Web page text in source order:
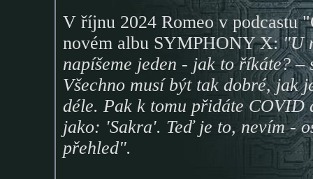
V říjnu 2024 Romeo v podcastu
novém albu SYMPHONY X:"U
napíšeme jeden - jak to říkáte? –
Všechno musí být tak dobré, jak
déle. Pak k tomu přidáte COVID
jako: 'Sakra'. Teď je to, nevím -
přehled".